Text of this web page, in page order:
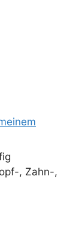
, Zahn-,